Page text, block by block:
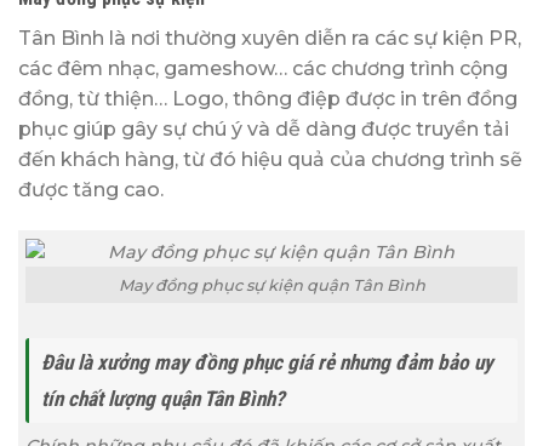
Tân Bình là nơi thường xuyên diễn ra các sự kiện PR,
các đêm nhạc, gameshow… các chương trình cộng
đồng, từ thiện… Logo, thông điệp được in trên đồng
phục giúp gây sự chú ý và dễ dàng được truyền tải
đến khách hàng, từ đó hiệu quả của chương trình sẽ
được tăng cao.
May đồng phục sự kiện quận Tân Bình
Đâu là xưởng may đồng phục giá rẻ nhưng đảm bảo uy
tín chất lượng quận Tân Bình?